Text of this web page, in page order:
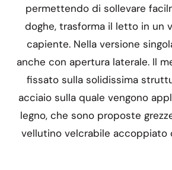
permettendo di sollevare
doghe, trasforma il letto in un
capiente. Nella versione
anche con apertura laterale. Il
fissato sulla solidissima
acciaio sulla quale vengono
legno, che sono proposte
vellutino velcrabile accoppiato